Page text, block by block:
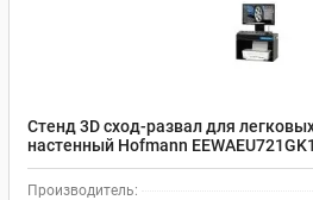
Стенд 3D сход-развал для
настенный Hofmann EEWAEU721GK1
Производитель: